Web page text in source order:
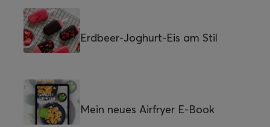
Erdbeer-Joghurt-Eis am Stil
Mein neues Airfryer E-Book